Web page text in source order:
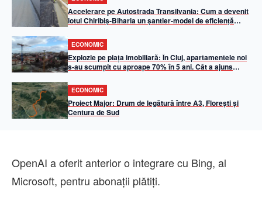
Accelerare pe Autostrada Transilvania: Cum a devenit
lotul Chiribiș-Biharia un șantier-model de eficiență
ECONOMIC
Explozie pe piața imobiliară: În Cluj, apartamentele noi
s-au scumpit cu aproape 70% în 5 ani. Cât a ajuns
ECONOMIC
Proiect Major: Drum de legătură între A3, Florești și
Centura de Sud
OpenAI a oferit anterior o integrare cu Bing, al
Microsoft, pentru abonaţii plătiţi.